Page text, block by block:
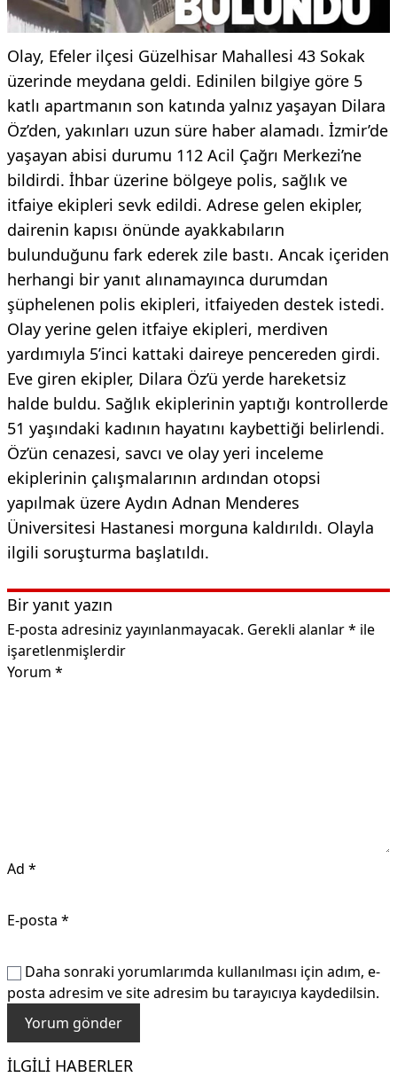
Olay, Efeler ilçesi Güzelhisar Mahallesi 43 Sokak
üzerinde meydana geldi. Edinilen bilgiye göre 5
katlı apartmanın son katında yalnız yaşayan Dilara
Öz’den, yakınları uzun süre haber alamadı. İzmir’de
yaşayan abisi durumu 112 Acil Çağrı Merkezi’ne
bildirdi. İhbar üzerine bölgeye polis, sağlık ve
itfaiye ekipleri sevk edildi. Adrese gelen ekipler,
dairenin kapısı önünde ayakkabıların
bulunduğunu fark ederek zile bastı. Ancak içeriden
herhangi bir yanıt alınamayınca durumdan
şüphelenen polis ekipleri, itfaiyeden destek istedi.
Olay yerine gelen itfaiye ekipleri, merdiven
yardımıyla 5’inci kattaki daireye pencereden girdi.
Eve giren ekipler, Dilara Öz’ü yerde hareketsiz
halde buldu. Sağlık ekiplerinin yaptığı kontrollerde
51 yaşındaki kadının hayatını kaybettiği belirlendi.
Öz’ün cenazesi, savcı ve olay yeri inceleme
ekiplerinin çalışmalarının ardından otopsi
yapılmak üzere Aydın Adnan Menderes
Üniversitesi Hastanesi morguna kaldırıldı. Olayla
ilgili soruşturma başlatıldı.
Bir yanıt yazın
E-posta adresiniz yayınlanmayacak. Gerekli alanlar* ile
işaretlenmişlerdir
Yorum *
Ad *
E-posta *
Daha sonraki yorumlarımda kullanılması için adım, e-
posta adresim ve site adresim bu tarayıcıya kaydedilsin.
İLGILI HABERLER